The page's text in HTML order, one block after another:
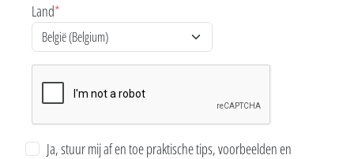
Land*
Ja, stuur mij af en toe praktische tips, voorbeelden en